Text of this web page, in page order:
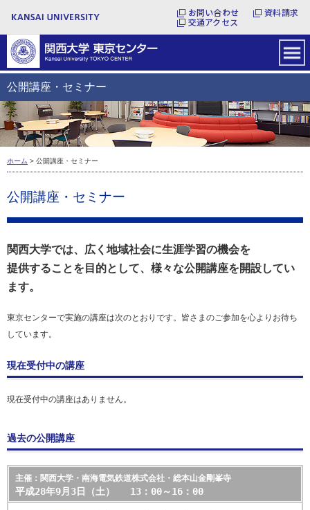
お問い合わせ
資料請求
交通アクセス
公開講座・セミナー
ホーム > 公開講座・セミナー
公開講座・セミナー
関西大学では、広く地域社会に生涯学習の機会を
提供することを目的として、様々な公開講座を開設してい
ます。
東京センターで実施の講座は次のとおりです。皆さまのご参加を心よりお待ち
しています。
現在受付中の講座
現在受付中の講座はありません。
過去の公開講座
主催：関西大学・南海電気鉄道株式会社・総本山金剛峯寺
平成28年9月3日（土） 13：00～16：00